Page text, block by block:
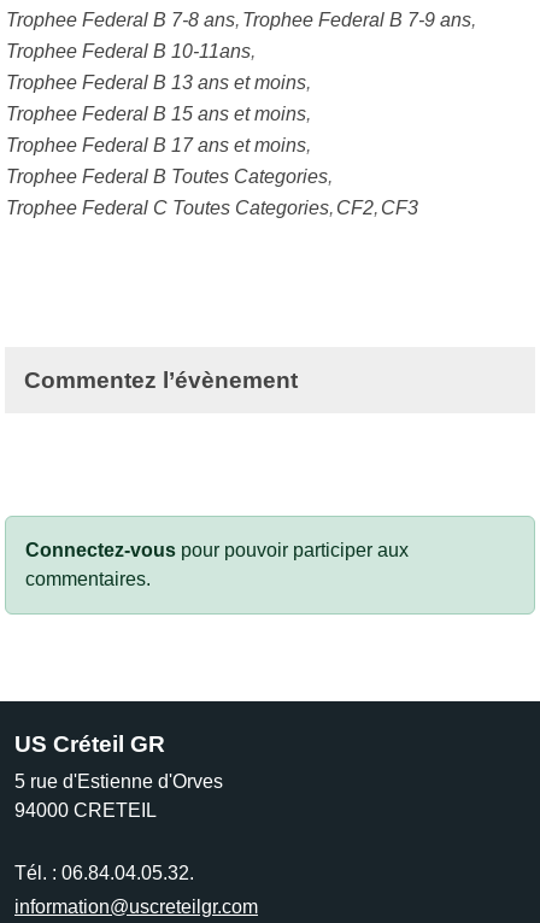
Trophee Federal B 7-8 ans Trophee Federal B 7-9 ans
Trophee Federal B 10-11ans
Trophee Federal B 13 ans et moins
Trophee Federal B 15 ans et moins
Trophee Federal B 17 ans et moins
Trophee Federal B Toutes Categories
Trophee Federal C Toutes Categories CF2 CF3
Commentez l’évènement
Connectez-vous pour pouvoir participer aux
commentaires.
US Créteil GR
5 rue d'Estienne d'Orves
94000 CRETEIL
Tél. : 06.84.04.05.32.
information@uscreteilgr.com